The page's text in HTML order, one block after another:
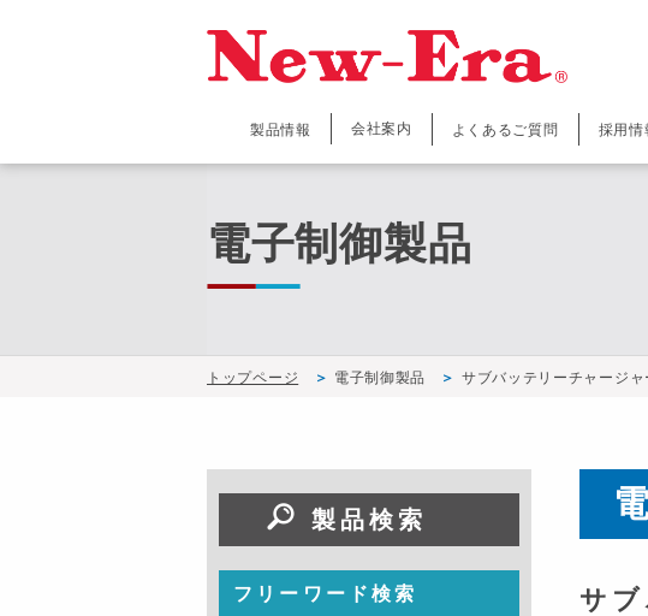
製品情報 会社案内 よくあるご質問 採用情
電子制御製品
トップページ 電子制御製品 サブバッテリーチャージャ
サ
製品検索
フリーワード検索